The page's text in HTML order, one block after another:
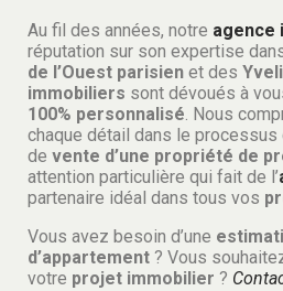
Au fil des années, notre agence
réputation sur son expertise
de l’Ouest parisien et des
immobiliers sont dévoués à
100% personnalisé. Nous
chaque détail dans le processus
de vente d’une propriété de
attention particulière qui fait de l’
partenaire idéal dans tous vos
Vous avez besoin d’une
d’appartement ? Vous
votre projet immobilier ?